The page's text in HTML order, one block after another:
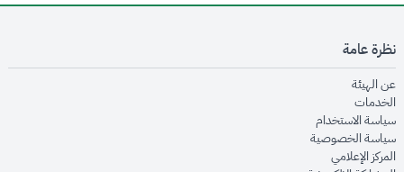
نظرة عامة
عن الهيئةopens in new window
الخدماتopens in new window
سياسة الاستخدام
سياسة الخصوصيةopens in new window
المركز الإعلاميopens in new window